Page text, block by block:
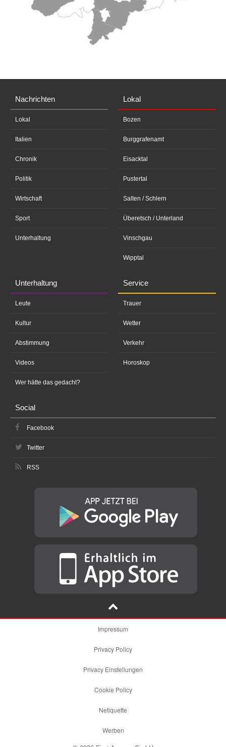
Nachrichten
Lokal
Italien
Chronik
Politik
Wirtschaft
Sport
Unterhaltung
Lokal
Bozen
Burggrafenamt
Eisacktal
Pustertal
Salten / Schlern
Überetsch / Unterland
Vinschgau
Wipptal
Unterhaltung
Leute
Kultur
Abstimmung
Videos
Wer hätte das gedacht?
Service
Trauer
Wetter
Verkehr
Horoskop
Social
Facebook
Twitter
RSS
Impressum
Privacy Policy
Privacy Einstellungen
Cookie Policy
Netiquette
Werben